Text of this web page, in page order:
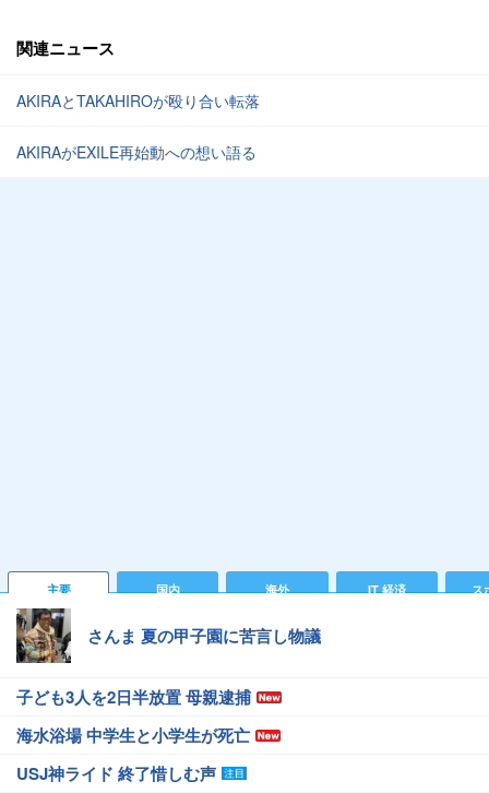
関連ニュース
AKIRAとTAKAHIROが殴り合い転落
AKIRAがEXILE再始動への想い語る
主要 国内 海外 IT 経済 ス
さんま 夏の甲子園に苦言し物議
子ども3人を2日半放置 母親逮捕
海水浴場 中学生と小学生が死亡
USJ神ライド 終了惜しむ声